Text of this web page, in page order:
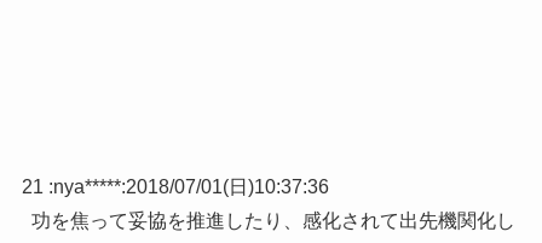
21 :nya*****:2018/07/01(日)10:37:36
功を焦って妥協を推進したり、感化されて出先機関化し